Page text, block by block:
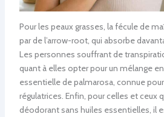
Pour les peaux grasses, la fécule de
par de l’arrow-root, qui absorbe
Les personnes souffrant de
quant à elles opter pour un mélange
essentielle de palmarosa, connue
régulatrices. Enfin, pour celles et ceux
déodorant sans huiles essentielles, il